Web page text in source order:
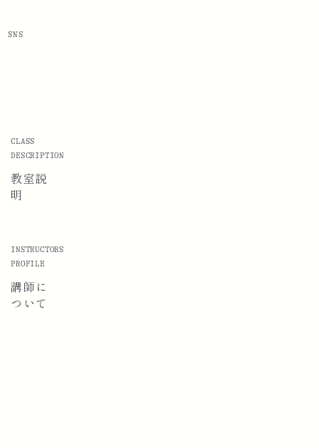
SNS
CLASS
DESCRIPTION
教室説
明
INSTRUCTORS
PROFILE
講師に
ついて